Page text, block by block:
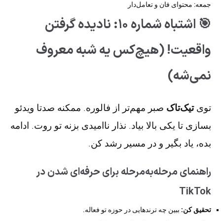
جمعه: محتوای فان و تعامل‌دار
🎯 اشتباه شماره ۱۰: نادیده گرفتن
واقعیت! (هیچ‌کس یه شبه معروف
نمی‌شه)
تویتیک‌تاک صبر مهم‌تر از فالوره. ممکنه صدتا ویدئو
بسازی تا یکی بالا بیاد. نذار ناامیدی بزنه تو روت. ادامه
بده، یاد بگیر و در مسیر رشد کن.
راهنمای مرحله‌به‌مرحله برای حرفه‌ای شدن در
TikTok
تحقیق کن: ببین چه ترندهایی در حوزه تو فعاله.